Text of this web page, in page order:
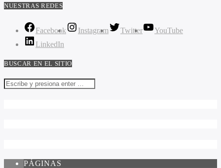
NUESTRAS REDES
Facebook Instagram Twitter
YouTube
LinkedIn
BUSCAR EN EL SITIO
PÁGINAS